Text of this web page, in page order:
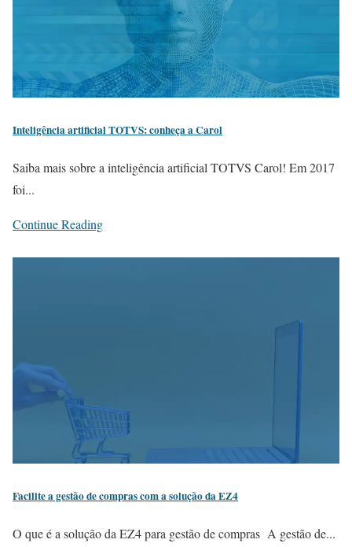
Inteligência artificial TOTVS: conheça a Carol
Saiba mais sobre a inteligência artificial TOTVS Carol! Em 2017
foi...
Continue Reading
Facilite a gestão de compras com a solução da EZ4
O que é a solução da EZ4 para gestão de compras A gestão de...